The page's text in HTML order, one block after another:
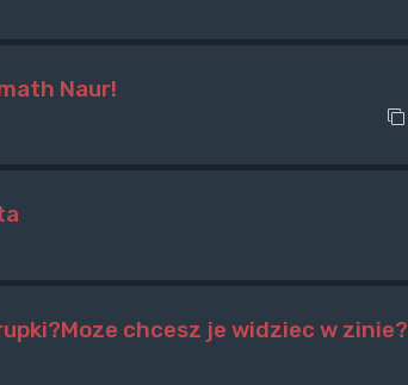
Naur!
chcesz je widziec w zinie?